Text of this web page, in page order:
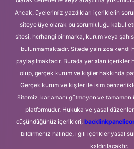
Ancak, üyelerimiz yazdıkları içeriklerin
siteye üye olarak bu sorumluluğu kabul
sitesi, herhangi bir marka, kurum veya
bulunmamaktadır. Sitede yalnızca kendi
paylaşılmaktadır. Burada yer alan içerikler
olup, gerçek kurum ve kişiler hakkında
Gerçek kurum ve kişiler ile isim
Sitemiz, kar amacı gütmeyen ve tamamen
platformudur. Hukuka ve yasal
düşündüğünüz içerikleri,
bildirmeniz halinde, ilgili içerikler yasal
kaldırılacaktır.